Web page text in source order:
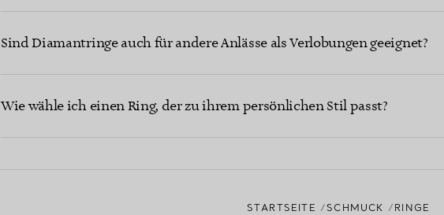
Sind Diamantringe auch für andere Anlässe als Verlobungen geeignet?
Wie wähle ich einen Ring, der zu ihrem persönlichen Stil passt?
STARTSEITE SCHMUCK RINGE